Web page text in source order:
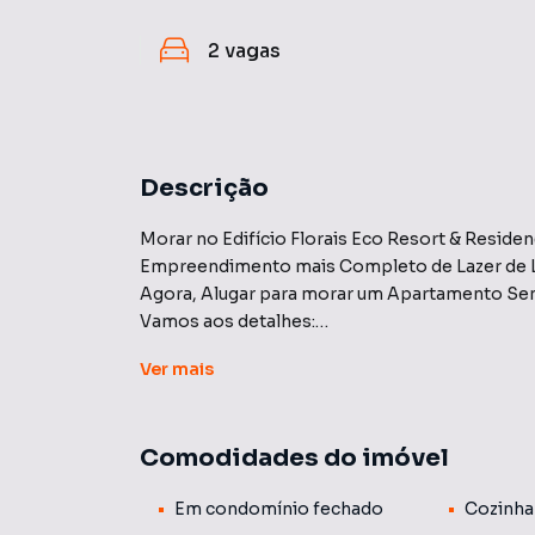
2 vagas
Descrição
Morar no Edifício Florais Eco Resort &
Empreendimento mais Completo de Lazer de
Agora, Alugar para morar um Apartamento
Vamos aos detalhes:
* Cook Top, * Microondas, * Depurador, *
Ar Condicionado, * Parede Revestida
- SACADA com,* Screen Glass, * Mesa de
Ver mais
Comodidades do imóvel
Em condomínio fechado Cozinha